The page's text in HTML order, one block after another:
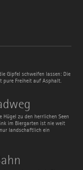
Gipfel schweifen lassen: Die
pure Freiheit auf Asphalt.
zu den herrlichen Seen
im Biergarten ist nie weit
landschaftlich ein